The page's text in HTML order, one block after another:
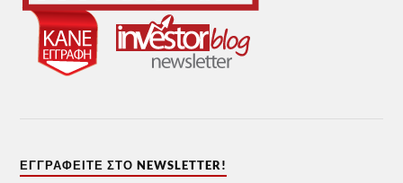
ΕΓΓΡΑΦΕΊΤΕ ΣΤΟ NEWSLETTER!